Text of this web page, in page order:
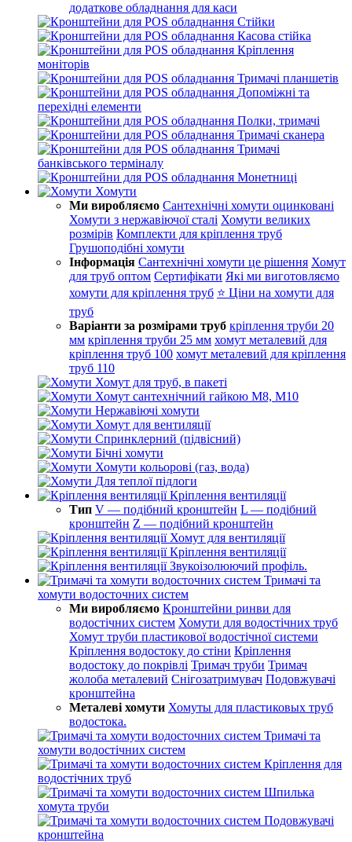
додаткове обладнання для каси
Стійки
Касова стійка
Кріплення
моніторів
Тримачі планшетів
Допоміжні та
перехідні елементи
Полки, тримачі
Тримачі сканера
Тримачі
банківського терміналу
Монетниці
Хомути
Ми виробляємо Сантехнічні хомути оцинковані
Хомути з нержавіючої сталі Хомути великих
розмірів Комплекти для кріплення труб
Грушоподібні хомути
Інформація Сантехнічні хомути це рішення Хомут
для труб оптом Сертифікати Які ми виготовляємо
хомути для кріплення труб ⭐ Ціни на хомути для
труб
Варіанти за розмірами труб кріплення труби 20
мм кріплення труби 25 мм хомут металевий для
кріплення труб 100 хомут металевий для кріплення
труб 110
Хомут для труб, в пакеті
Хомут сантехнічний гайкою М8, М10
Нержавіючі хомути
Хомут для вентиляції
Спринклерний (підвісний)
Бічні хомути
Хомути кольорові (газ, вода)
Для теплої підлоги
Кріплення вентиляції
Тип V — подібний кронштейн L — подібний
кронштейн Z — подібний кронштейн
Хомут для вентиляції
Кріплення вентиляції
Звукоізолюючий профіль.
Тримачі та
хомути водосточних систем
Ми виробляємо Кронштейни ринви для
водостічних систем Хомути для водостічних труб
Хомут труби пластикової водостічної системи
Кріплення водостоку до стіни Кріплення
водостоку до покрівлі Тримач труби Тримач
жолоба металевий Снігозатримувач Подовжувачі
кронштейна
Металеві хомути Хомуты для пластиковых труб
водостока.
Тримачі та
хомути водостічних систем
Кріплення для
водостічних труб
Шпилька
хомута труби
Подовжувачі
кронштейна